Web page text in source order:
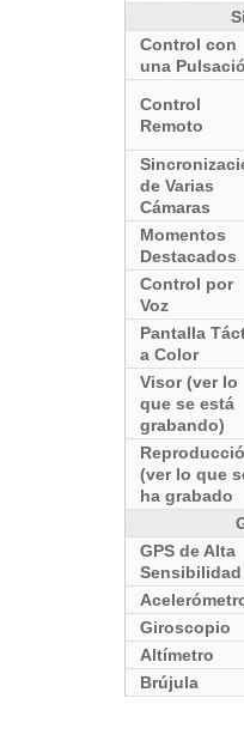
Control con
una
Control
Remoto
de Varias
Cámaras
Momentos
Destacados
Control por
Voz
Pantalla
a Color
Visor (ver lo
que se está
grabando)
(ver lo que
ha grabado
GPS de Alta
Sensibilidad
Giroscopio
Altímetro
Brújula